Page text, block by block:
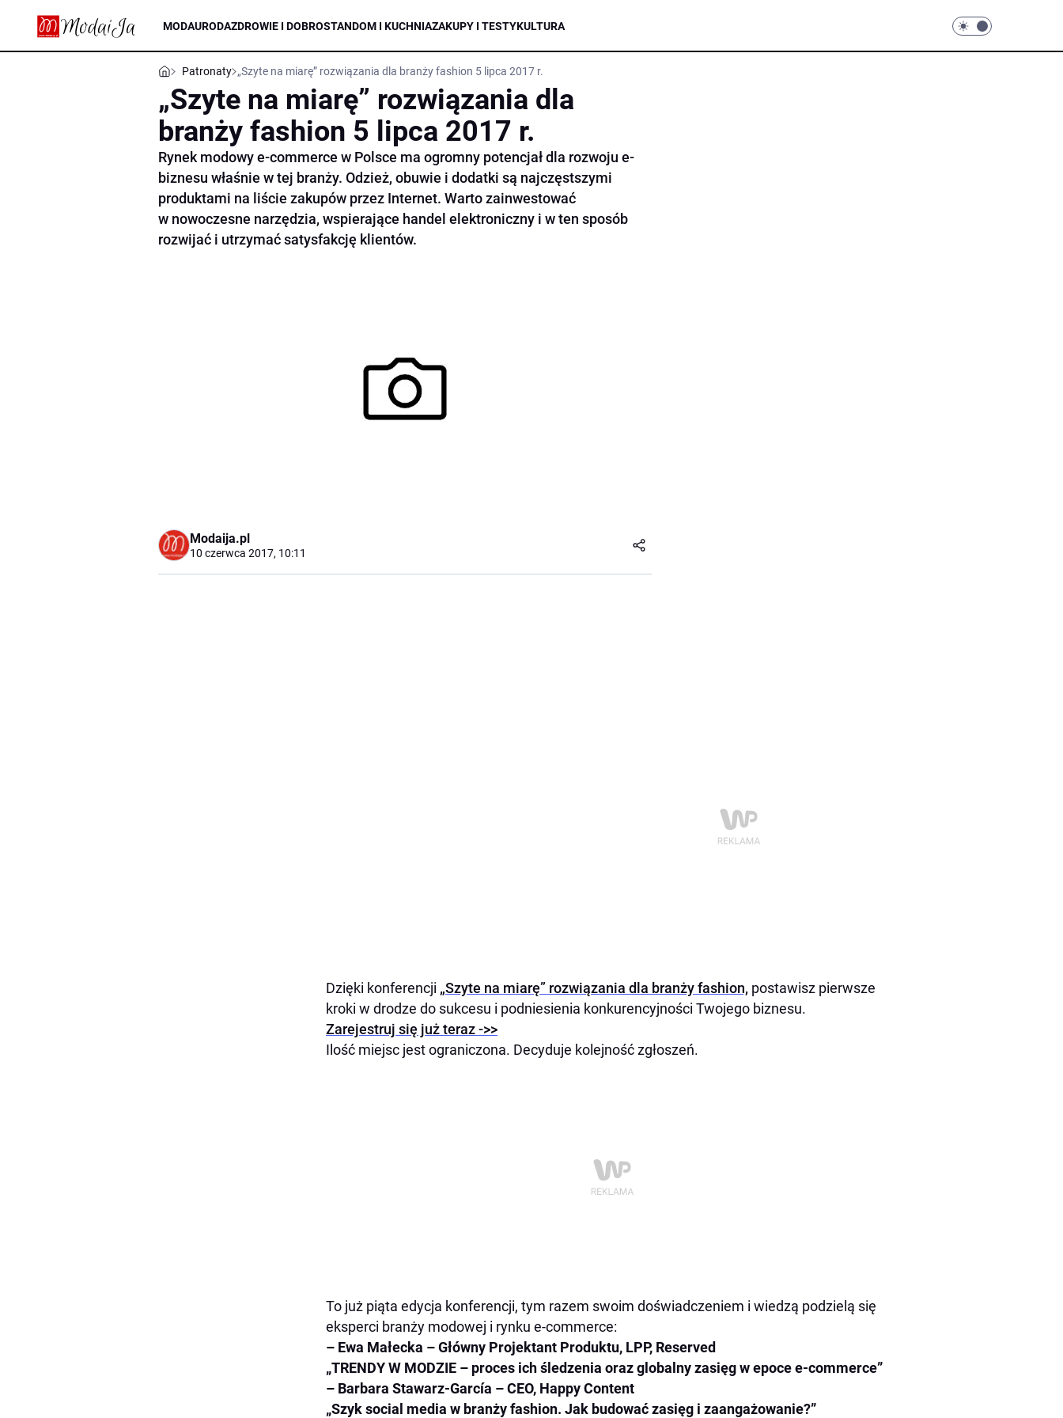
MODAURODAZDROWIE I DOBROSTANDOM I KUCHNIAZAKUPY I TESTYKULTURA
Patronaty „Szyte na miarę” rozwiązania dla branży fashion 5 lipca 2017 r.
„Szyte na miarę” rozwiązania dla
branży fashion 5 lipca 2017 r.
Rynek modowy e-commerce w Polsce ma ogromny potencjał dla rozwoju e-
biznesu właśnie w tej branży. Odzież, obuwie i dodatki są najczęstszymi
produktami na liście zakupów przez Internet. Warto zainwestować
w nowoczesne narzędzia, wspierające handel elektroniczny i w ten sposób
rozwijać i utrzymać satysfakcję klientów.
Modaija.pl
10 czerwca 2017, 10:11
Dzięki konferencji „Szyte na miarę” rozwiązania dla branży fashion, postawisz pierwsze
kroki w drodze do sukcesu i podniesienia konkurencyjności Twojego biznesu.
Zarejestruj się już teraz ->>
Ilość miejsc jest ograniczona. Decyduje kolejność zgłoszeń.
To już piąta edycja konferencji, tym razem swoim doświadczeniem i wiedzą podzielą się
eksperci branży modowej i rynku e-commerce:
– Ewa Małecka – Główny Projektant Produktu, LPP, Reserved
„TRENDY W MODZIE – proces ich śledzenia oraz globalny zasięg w epoce e-commerce”
– Barbara Stawarz-García – CEO, Happy Content
„Szyk social media w branży fashion. Jak budować zasięg i zaangażowanie?”